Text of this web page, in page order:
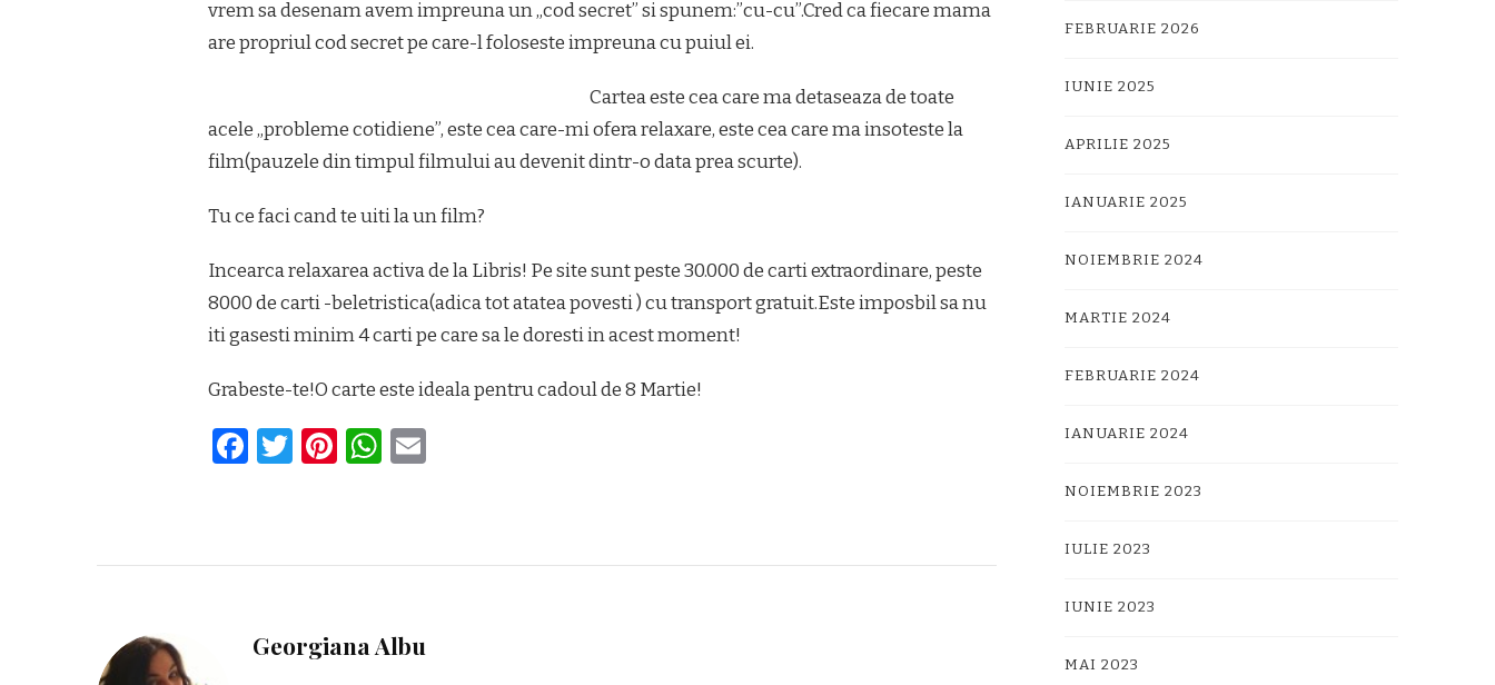
vrem sa desenam avem impreuna un „cod secret” si spunem:”cu-cu”.Cred ca fiecare mama
are propriul cod secret pe care-l foloseste impreuna cu puiul ei.
Cartea este cea care ma detaseaza de toate
acele „probleme cotidiene”, este cea care-mi ofera relaxare, este cea care ma insoteste la
film(pauzele din timpul filmului au devenit dintr-o data prea scurte).
Tu ce faci cand te uiti la un film?
Incearca relaxarea activa de la Libris! Pe site sunt peste 30.000 de carti extraordinare, peste
8000 de carti -beletristica(adica tot atatea povesti ) cu transport gratuit.Este imposbil sa nu
iti gasesti minim 4 carti pe care sa le doresti in acest moment!
Grabeste-te!O carte este ideala pentru cadoul de 8 Martie!
Facebook
Twitter
Pinterest
WhatsApp
Georgiana Albu
FEBRUARIE 2026
IUNIE 2025
APRILIE 2025
IANUARIE 2025
NOIEMBRIE 2024
MARTIE 2024
FEBRUARIE 2024
IANUARIE 2024
NOIEMBRIE 2023
IULIE 2023
IUNIE 2023
MAI 2023